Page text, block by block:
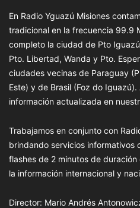
En Radio Yguazú Misiones
tradicional en la frecuencia 99.9
completo la ciudad de Pto
Pto. Libertad, Wanda y Pto.
ciudades vecinas de Paraguay
Este) y de Brasil (Foz do
información actualizada en
Trabajamos en conjunto con
brindando servicios informativos
flashes de 2 minutos de
la información internacional y
Director: Mario Andrés